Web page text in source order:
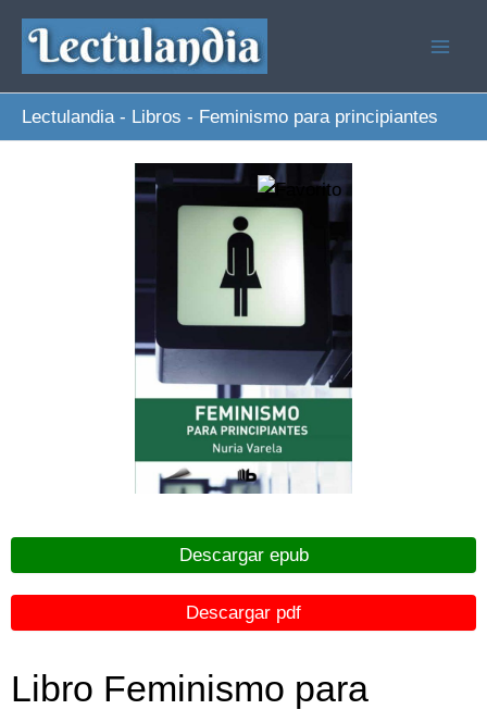
contenido
Lectulandia- Libros - Feminismo para principiantes
Descargar epub
Descargar pdf
Libro Feminismo para